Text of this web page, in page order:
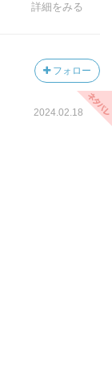
詳細をみる
フォロー
2024.02.18